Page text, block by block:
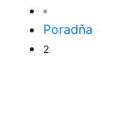
Poradňa
2